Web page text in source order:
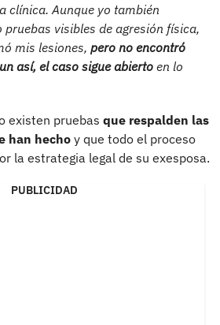
clínica. Aunque yo también
pruebas visibles de agresión física,
mis lesiones, pero no encontró
así, el caso sigue abiertoen lo
existen pruebas que respalden las
han hechoy que todo el proceso
la estrategia legal de su exesposa.
PUBLICIDAD